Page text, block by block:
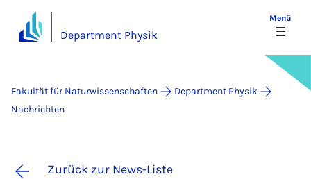
Department Physik
Menü
Fakultät für Naturwissenschaften
Department Physik
Nachrichten
Zurück zur News-Liste